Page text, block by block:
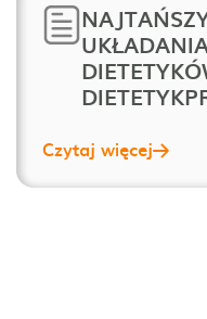
Czytaj więcej